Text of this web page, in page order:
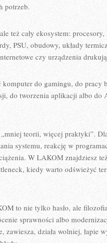
potrzeb.
też cały ekosystem:
PSU, obudowy, układy
czy urządzenia
do gamingu, do pracy
do tworzenia aplikacji albo do
teorii, więcej praktyki”.
systemu, reakcję w
W LAKOM znajdziesz
kiedy warto odświeżyć
to nie tylko hasło, ale
sprawności albo
zawiesza, działa wolniej, łapie